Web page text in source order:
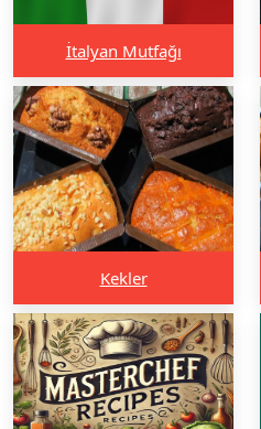
İtalyan Mutfağı
Kekler